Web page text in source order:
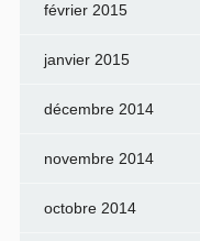
février 2015
janvier 2015
décembre 2014
novembre 2014
octobre 2014